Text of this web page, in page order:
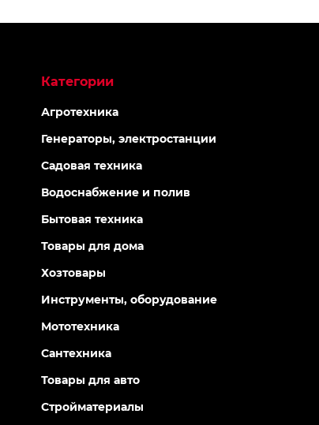
Категории
Агротехника
Генераторы, электростанции
Садовая техника
Водоснабжение и полив
Бытовая техника
Товары для дома
Хозтовары
Инструменты, оборудование
Мототехника
Сантехника
Товары для авто
Стройматериалы